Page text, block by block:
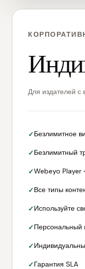
Для издателей с
Безлимитное
Безлимитный
Webeyo Player
Все типы
Используйте
Персональный
Гарантия SLA